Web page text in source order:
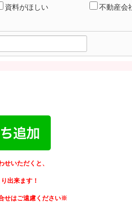
資料がほしい
不動産会
せいただくと、
出来ます！
せはご遠慮ください※